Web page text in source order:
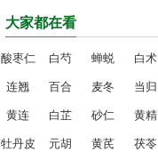
大家都在看
酸枣仁 白芍 蝉蜕 白术
连翘 百合 麦冬 当归
黄连 白芷 砂仁 黄精
牡丹皮 元胡 黄芪 茯苓